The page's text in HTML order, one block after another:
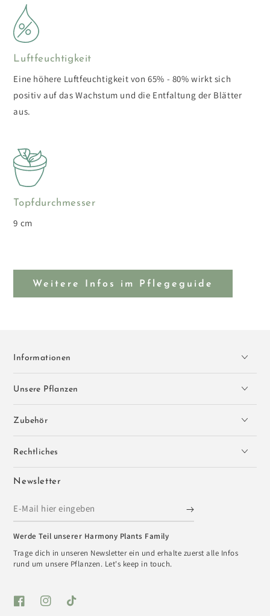
Luftfeuchtigkeit
Eine höhere Luftfeuchtigkeit von 65% - 80% wirkt sich
positiv auf das Wachstum und die Entfaltung der Blätter
aus.
Topfdurchmesser
9 cm
Weitere Infos im Pflegeguide
Informationen
Unsere Pflanzen
Zubehör
Rechtliches
Newsletter
E-
Mail
hier
eingeben
Werde Teil unserer Harmony Plants Family
Trage dich in unseren Newsletter ein und erhalte zuerst alle Infos
rund um unsere Pflanzen. Let's keep in touch.
FacebookInstagramTikTok